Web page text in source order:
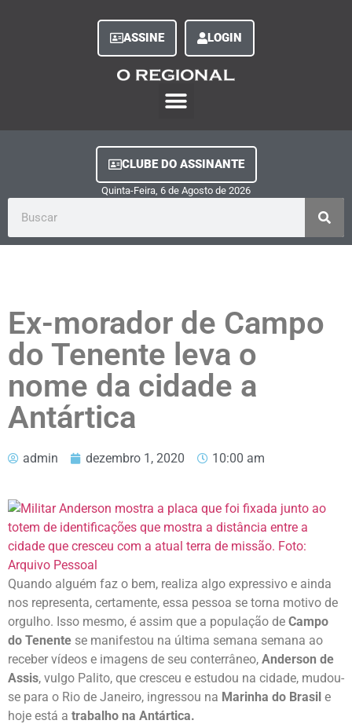
ASSINE LOGIN
CLUBE DO ASSINANTE
Quinta-Feira, 6 de Agosto de 2026
Ex-morador de Campo
do Tenente leva o
nome da cidade a
Antártica
admin dezembro 1, 2020 10:00 am
Quando alguém faz o bem, realiza algo expressivo e ainda
nos representa, certamente, essa pessoa se torna motivo de
orgulho. Isso mesmo, é assim que a população de Campo
do Tenente se manifestou na última semana semana ao
receber vídeos e imagens de seu conterrâneo, Anderson de
Assis, vulgo Palito, que cresceu e estudou na cidade, mudou-
se para o Rio de Janeiro, ingressou na Marinha do Brasil e
hoje está a trabalho na Antártica.